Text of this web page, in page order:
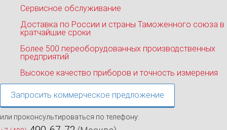
Сервисное обслуживание
Доставка по России и страны Таможенного союза в
кратчайшие сроки
Более 500 переоборудованных производственных
предприятий
Высокое качество приборов и точность измерения
Запросить коммерческое предложение
или проконсультироваться по телефону: